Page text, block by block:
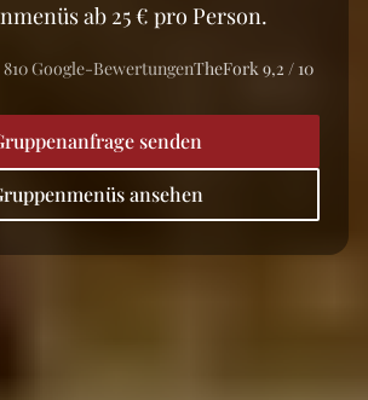
ab 25 € pro Person.
810 Google-BewertungenTheFork 9,2 / 10
senden
ansehen